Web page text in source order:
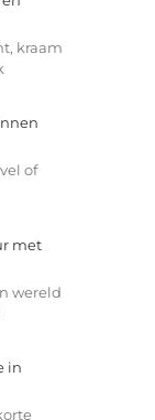
kraam
of
met
wereld
in